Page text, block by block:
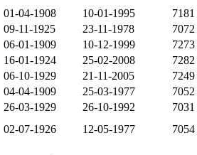
01-04-1908 10-01-1995
7181
09-11-1925 23-11-1978
7072
06-01-1909 10-12-1999
7273
16-01-1924 25-02-2008
7282
06-10-1929 21-11-2005
7249
04-04-1909 25-03-1977
7052
26-03-1929 26-10-1992
7031
02-07-1926 12-05-1977 7054